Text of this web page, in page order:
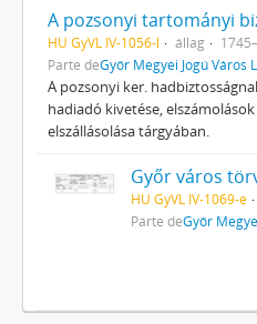
HU GyVL IV-1056-l állag
Parte deGyőr Megyei Jogú Város
A pozsonyi ker.
hadiadó kivetése,
elszállásolása tárgyában.
HU GyVL IV-1069-e
Parte deGyőr